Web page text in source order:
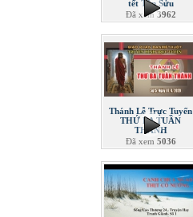
tết Tân Sửu
Đã xem3962
Thánh Lễ Trực Tuyến
THỨ BA TUẦN
THÁNH
Đã xem 5036